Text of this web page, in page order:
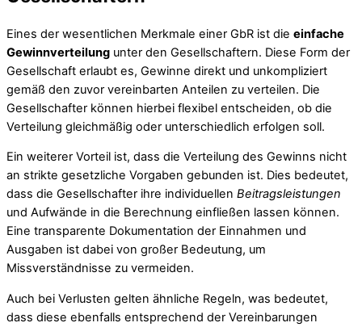
Eines der wesentlichen Merkmale einer GbR ist die einfache
Gewinnverteilung unter den Gesellschaftern. Diese Form der
Gesellschaft erlaubt es, Gewinne direkt und unkompliziert
gemäß den zuvor vereinbarten Anteilen zu verteilen. Die
Gesellschafter können hierbei flexibel entscheiden, ob die
Verteilung gleichmäßig oder unterschiedlich erfolgen soll.
Ein weiterer Vorteil ist, dass die Verteilung des Gewinns nicht
an strikte gesetzliche Vorgaben gebunden ist. Dies bedeutet,
dass die Gesellschafter ihre individuellen Beitragsleistungen
und Aufwände in die Berechnung einfließen lassen können.
Eine transparente Dokumentation der Einnahmen und
Ausgaben ist dabei von großer Bedeutung, um
Missverständnisse zu vermeiden.
Auch bei Verlusten gelten ähnliche Regeln, was bedeutet,
dass diese ebenfalls entsprechend der Vereinbarungen